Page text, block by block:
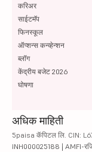
करिअर
साईटमॅप
फिनस्कूल
ऑप्शन्स कन्व्हेन्शन
ब्लॉग
केंद्रीय बजेट 2026
घोषणा
अधिक माहिती
5paisa कॅपिटल लि. CIN:
INH000025188 | AMFI-